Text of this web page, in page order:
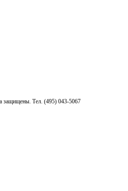
защищены. Тел. (495) 043-5067